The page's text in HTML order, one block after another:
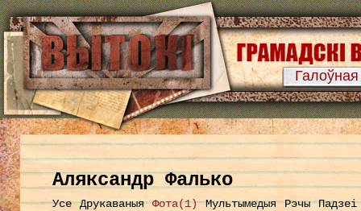
Галоўная
Аляксандр Фалько
Усе Друкаваныя Фота(1) Мультымедыя Рэчы Падзеі